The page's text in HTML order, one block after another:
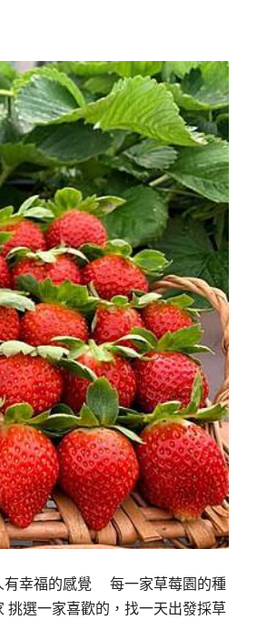
有幸福的感覺 每一家草莓園的種
挑選一家喜歡的，找一天出發採草